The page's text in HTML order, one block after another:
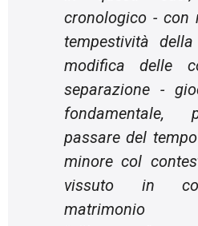
cronologico - con
tempestività
modifica delle
separazione -
fondamentale,
passare del
minore col
vissuto in
matrimonio